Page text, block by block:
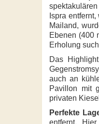
Ispra
Mailand,
Ebenen (400
Erholung
Das
auch an
Pavillon mit
privaten
Perfekte
entfernt.